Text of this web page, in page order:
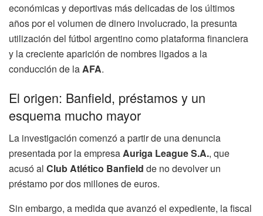
económicas y deportivas más delicadas de los últimos
años por el volumen de dinero involucrado, la presunta
utilización del fútbol argentino como plataforma financiera
y la creciente aparición de nombres ligados a la
conducción de laAFA.
El origen: Banfield, préstamos y un
esquema mucho mayor
La investigación comenzó a partir de una denuncia
presentada por la empresaAuriga League S.A., que
acusó al Club Atlético Banfield de no devolver un
préstamo por dos millones de euros.
Sin embargo, a medida que avanzó el expediente, la fiscal